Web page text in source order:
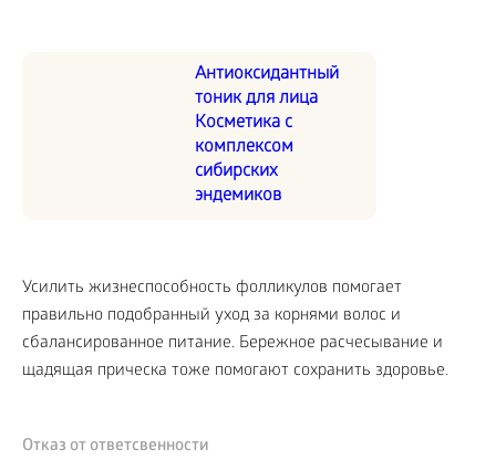
Антиоксидантный
тоник для лица
Косметика с
комплексом
сибирских
эндемиков
Усилить жизнеспособность фолликулов помогает
правильно подобранный уход за корнями волос и
сбалансированное питание. Бережное расчесывание и
щадящая прическа тоже помогают сохранить здоровье.
Отказ от ответсвенности